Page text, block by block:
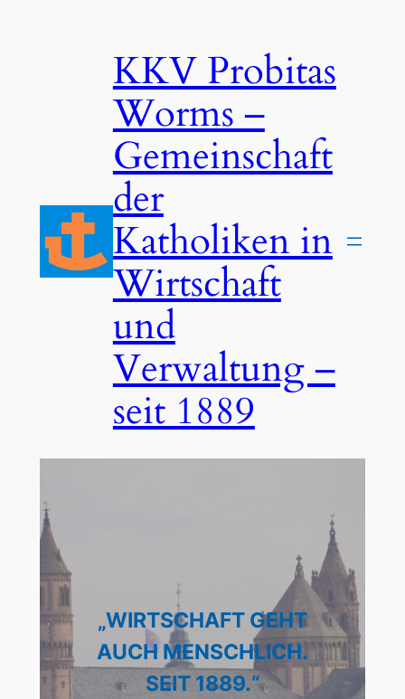
KKV Probitas
Worms –
Gemeinschaft
der
Katholiken in
Wirtschaft
und
Verwaltung –
seit 1889
„WIRTSCHAFT GEHT
AUCH MENSCHLICH.
SEIT 1889.“